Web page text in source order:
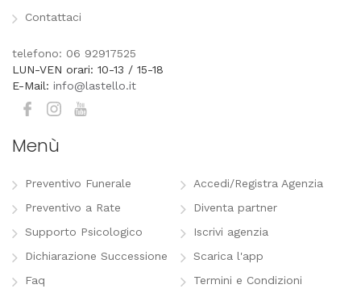
Contattaci
telefono: 06 92917525
LUN-VEN orari: 10-13 / 15-18
E-Mail: info@lastello.it
Menù
Preventivo Funerale
Preventivo a Rate
Supporto Psicologico
Dichiarazione Successione
Faq
Accedi/Registra Agenzia
Diventa partner
Iscrivi agenzia
Scarica l'app
Termini e Condizioni